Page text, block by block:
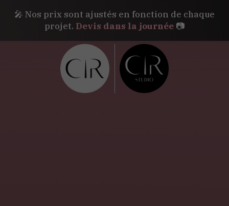
🎤 Nos prix sont ajustés en fonction de chaque
projet. Devis dans la journée 📷